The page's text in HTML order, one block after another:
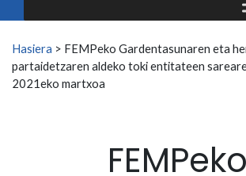
Search for:
Hasiera > FEMPeko Gardentasunaren eta
partaidetzaren aldeko toki entitateen
2021eko martxoa
FEMPeko